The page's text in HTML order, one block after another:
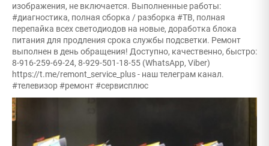
изображения, не включается. Выполненные работы:
#диагностика, полная сборка / разборка #ТВ, полная
перепайка всех светодиодов на новые, доработка блока
питания для продления срока службы подсветки. Ремонт
выполнен в день обращения! Доступно, качественно, быстро:
8-916-259-69-24, 8-929-501-18-55 (WhatsApp, Viber)
https://t.me/remont_service_plus - наш телеграм канал.
#телевизор #ремонт #сервисплюс